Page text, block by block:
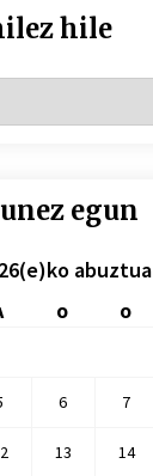
hile
egun
abuztua
O O
6 7
13 14